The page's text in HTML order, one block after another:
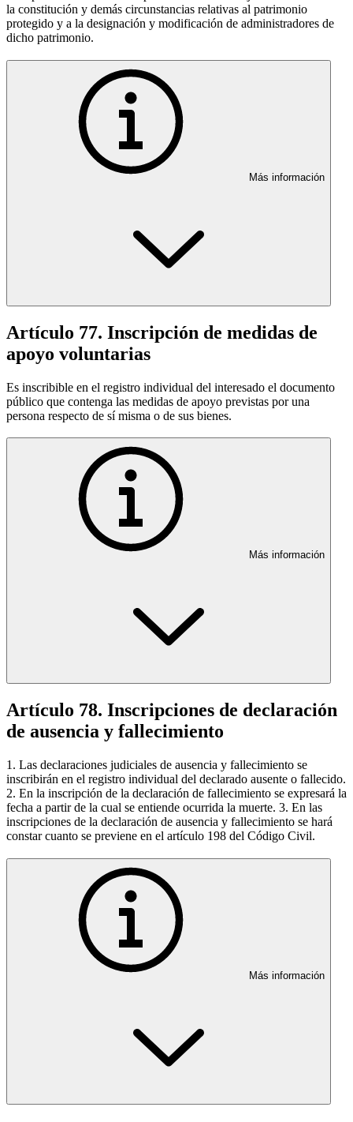
la constitución y demás circunstancias relativas al patrimonio
protegido y a la designación y modificación de administradores de
dicho patrimonio.
Más información
Artículo 77. Inscripción de medidas de
apoyo voluntarias
Es inscribible en el registro individual del interesado el documento
público que contenga las medidas de apoyo previstas por una
persona respecto de sí misma o de sus bienes.
Más información
Artículo 78. Inscripciones de declaración
de ausencia y fallecimiento
1. Las declaraciones judiciales de ausencia y fallecimiento se
inscribirán en el registro individual del declarado ausente o fallecido.
2. En la inscripción de la declaración de fallecimiento se expresará la
fecha a partir de la cual se entiende ocurrida la muerte. 3. En las
inscripciones de la declaración de ausencia y fallecimiento se hará
constar cuanto se previene en el artículo 198 del Código Civil.
Más información